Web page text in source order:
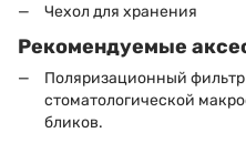
Чехол для хранения
Рекомендуемые
Поляризационный
стоматологической
бликов.